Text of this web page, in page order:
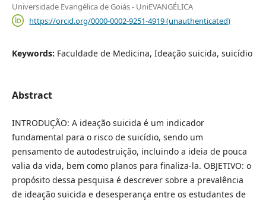
Universidade Evangélica de Goiás - UniEVANGÉLICA
https://orcid.org/0000-0002-9251-4919 (unauthenticated)
Keywords: Faculdade de Medicina, Ideação suicida, suicídio
Abstract
INTRODUÇÃO: A ideação suicida é um indicador
fundamental para o risco de suicídio, sendo um
pensamento de autodestruição, incluindo a ideia de pouca
valia da vida, bem como planos para finaliza-la. OBJETIVO: o
propósito dessa pesquisa é descrever sobre a prevalência
de ideação suicida e desesperança entre os estudantes de